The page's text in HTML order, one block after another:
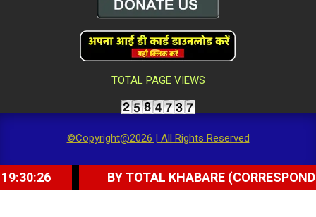
TOTAL PAGE VIEWS
©Copyright@2026 | All Rights Reserved
BY TOTAL KHABARE (CORRESPONDENT) -